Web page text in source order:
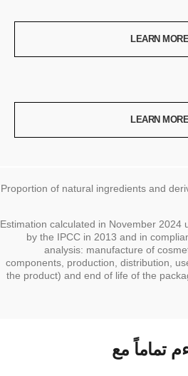
LEARN MORE
LEARN MORE
* Proportion of natural ingredients and
** Estimation calculated in November
by the IPCC in 2013 and in
analysis: manufacture of
components, production, distribution,
the product) and end of life of the
تماماً مع